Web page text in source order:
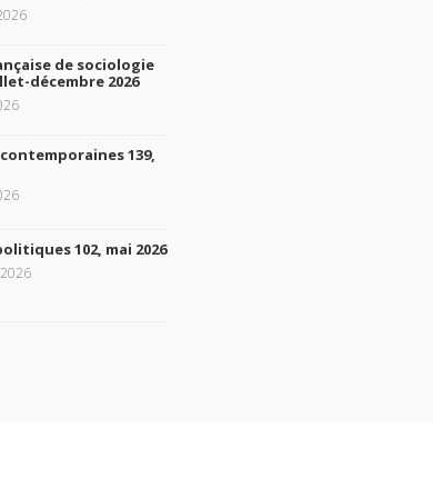
de sociologie
décembre 2026
139,
102, mai 2026